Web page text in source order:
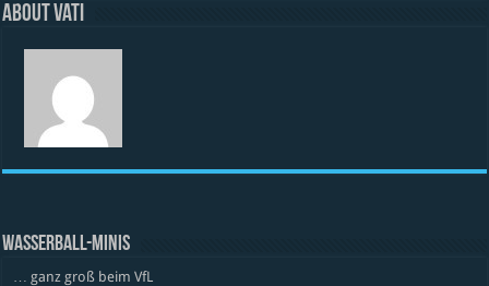
About vati
WASSERBALL-MINIS
… ganz groß beim VfL